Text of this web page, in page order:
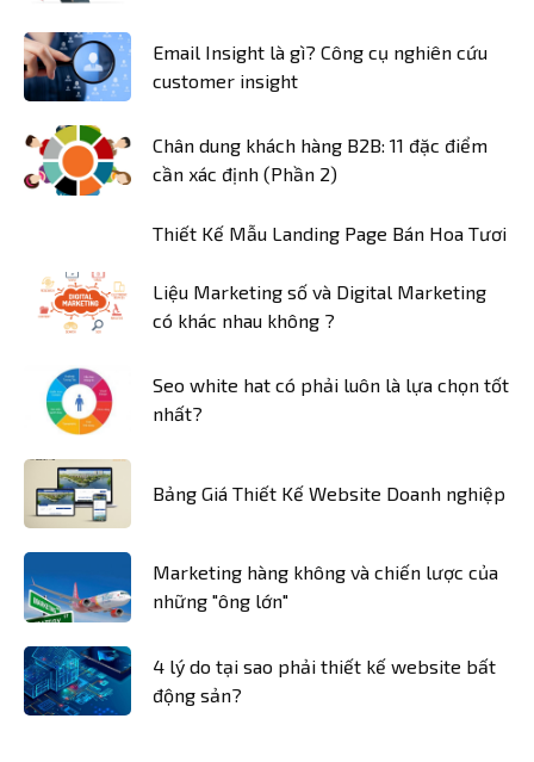
Email Insight là gì? Công cụ nghiên cứu
customer insight
Chân dung khách hàng B2B: 11 đặc điểm
cần xác định (Phần 2)
Thiết Kế Mẫu Landing Page Bán Hoa Tươi
Liệu Marketing số và Digital Marketing
có khác nhau không ?
Seo white hat có phải luôn là lựa chọn tốt
nhất?
Bảng Giá Thiết Kế Website Doanh nghiệp
Marketing hàng không và chiến lược của
những "ông lớn"
4 lý do tại sao phải thiết kế website bất
động sản?